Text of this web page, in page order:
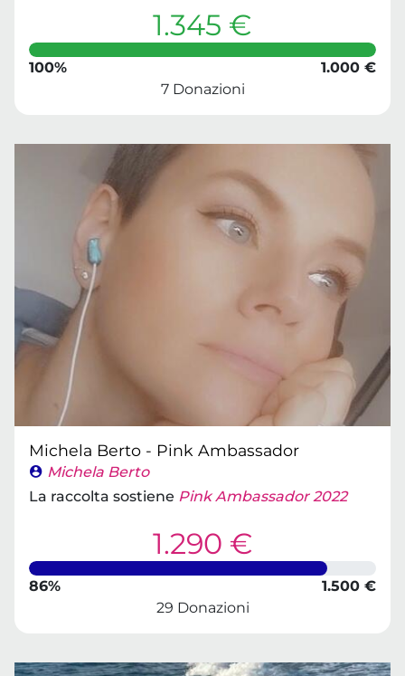
1.345 €
100%
1.000 €
7 Donazioni
Michela Berto - Pink Ambassador
Michela Berto
La raccolta sostiene Pink Ambassador 2022
1.290 €
86%
1.500 €
29 Donazioni